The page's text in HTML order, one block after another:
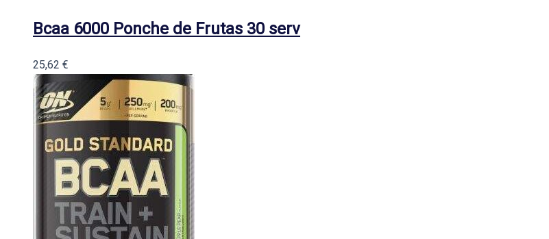
Bcaa 6000 Ponche de Frutas 30 serv
25,62 €